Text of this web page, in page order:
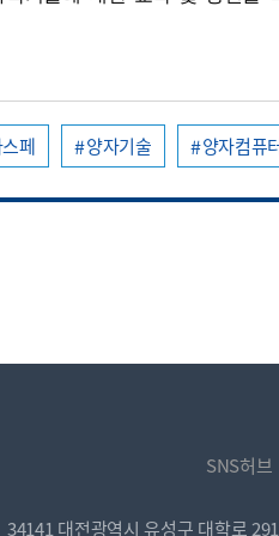
페 양자기술 양자컴퓨
SNS허브
34141 대전광역시 유성구 대학로